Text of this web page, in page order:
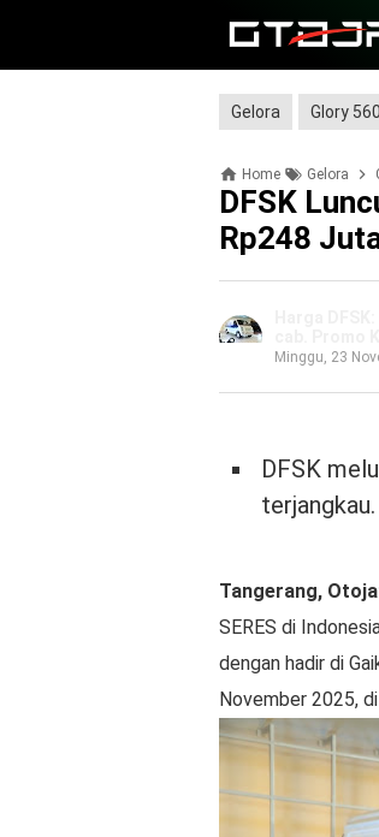
Gelora Glory 560
Home Gelora
DFSK
Rp248
Minggu, 23
DFSK
terjangkau.
Tangerang,
SERES di
dengan hadir di
November 2025,